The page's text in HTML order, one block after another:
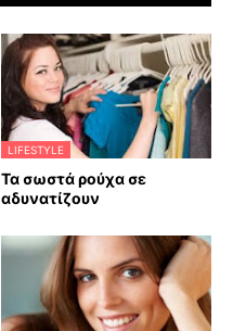
LIFESTYLE
Τα σωστά ρούχα σε
αδυνατίζουν